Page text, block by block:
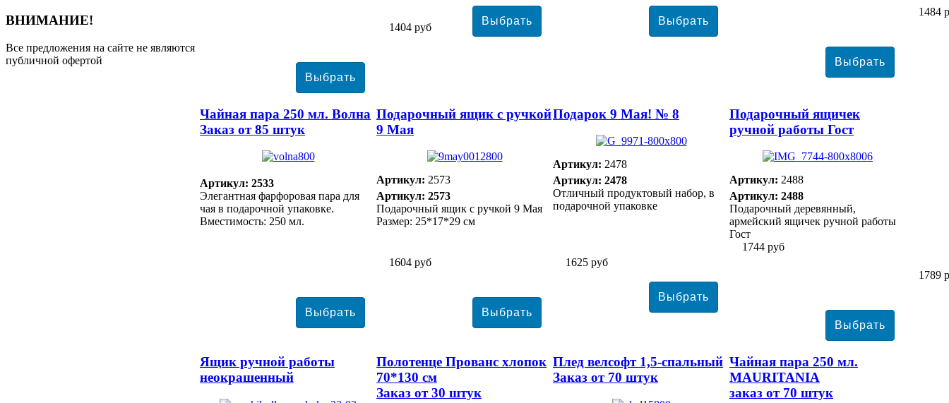
1404 руб
1484
Чайная пара 250 мл. Волна
Заказ от 85 штук
Артикул: 2533
Элегантная фарфоровая пара для
чая в подарочной упаковке.
Вместимость: 250 мл.
1604 руб
Подарочный ящик с ручкой
9 Мая
Артикул: 2573
Артикул: 2573
Подарочный ящик с ручкой 9 Мая
Размер: 25*17*29 см
1625 руб
Подарок 9 Мая! № 8
Артикул: 2478
Артикул: 2478
Отличный продуктовый набор, в
подарочной упаковке
1744 руб
Подарочный ящичек
ручной работы Гост
Артикул: 2488
Артикул: 2488
Подарочный деревянный,
армейский ящичек ручной работы
Гост
1789
Ящик ручной работы
неокрашенный
Полотенце Прованс хлопок
70*130 см
Заказ от 30 штук
Плед велсофт 1,5-спальный
Заказ от 70 штук
Чайная пара 250 мл.
MAURITANIA
заказ от 70 штук
ВНИМАНИЕ!
Все предложения на сайте не являются
публичной офертой